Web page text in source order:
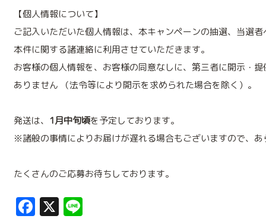
【個人情報について】
ご記入いただいた個人情報は、本キャンペーンの抽選、当選
本件に関する諸連絡に利用させていただきます。
お客様の個人情報を、お客様の同意なしに、第三者に開示・
ありません （法令等により開示を求められた場合を除く）。
発送は、 1月中旬頃を予定しております。
※諸般の事情によりお届けが遅れる場合もございますので、
たくさんのご応募お待ちしております。
Facebook
X Line